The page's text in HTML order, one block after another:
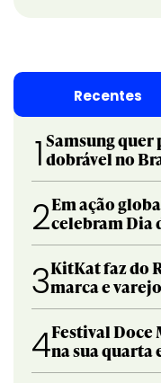
Recentes
1 Samsung
dobrável no
2Em ação
celebram Dia
3KitKat faz do
marca e varejo
4Festival Doce
na sua quarta